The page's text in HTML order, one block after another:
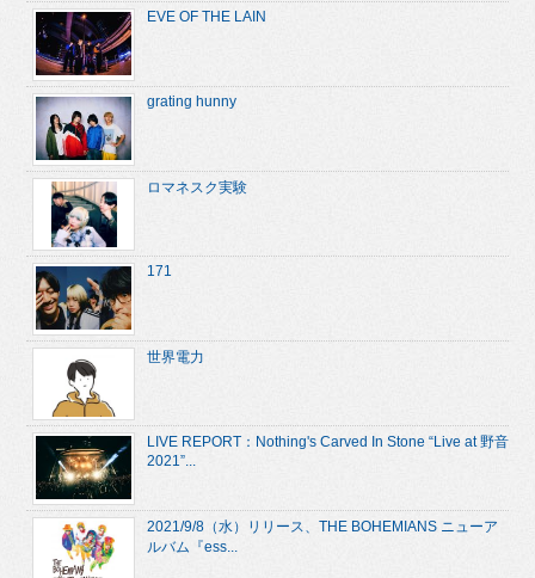
EVE OF THE LAIN
grating hunny
ロマネスク実験
171
世界電力
LIVE REPORT：Nothing's Carved In Stone “Live at 野音
2021”...
2021/9/8（水）リリース、THE BOHEMIANS ニューア
ルバム『ess...